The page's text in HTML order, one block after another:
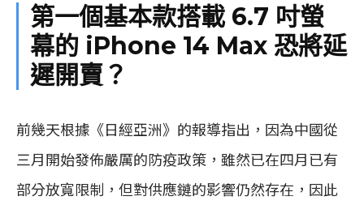
第一個基本款搭載 6.7 吋螢
幕的 iPhone 14 Max 恐將延
遲開賣？
前幾天根據《日經亞洲》的報導指出，因為中國從
三月開始發佈嚴厲的防疫政策，雖然已在四月已有
部分放寬限制，但對供應鏈的影響仍然存在，因此